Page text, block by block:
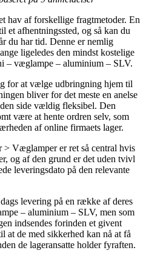
hav af forskellige fragtmetoder. En
afhentningssted, og så kan du
du har tid. Denne er nemlig
ligeledes den mindst kostelige
– væglampe – aluminium – SLV.
for at vælge udbringning hjem til
bliver for det meste en anelse
side vældig fleksibel. Den
være at hente ordren selv, som
af online firmaets lager.
> Væglamper er ret så central hvis
og af den grund er det uden tvivl
leveringsdato på den relevante
levering på en række af deres
– aluminium – SLV, men som
indsendes forinden et givent
at de med sikkerhed kan nå at få
de lageransatte holder fyraften.